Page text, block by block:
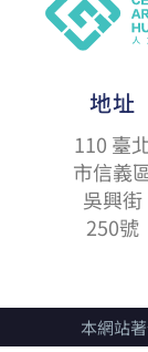
地址
110 臺
市信義
吳興街
250號
本網站